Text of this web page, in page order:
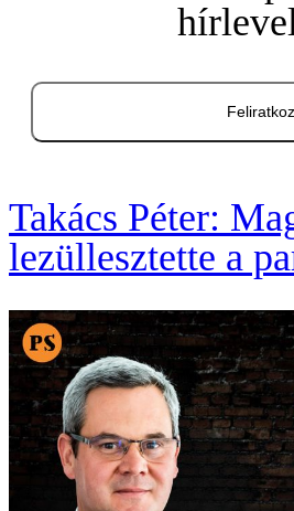
Takács Péter:
lezüllesztette a